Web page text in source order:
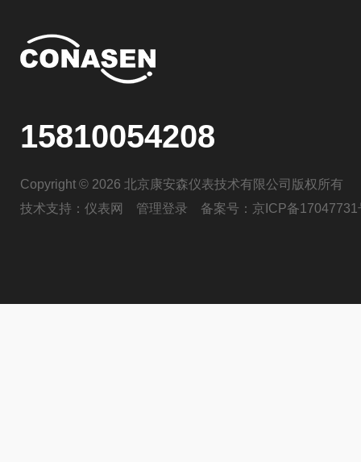
15810054208
Copyright © 2026 北京康安森仪表技术有限公司版权所有
技术支持： 仪表网 管理登录 备案号： 京ICP备17047731